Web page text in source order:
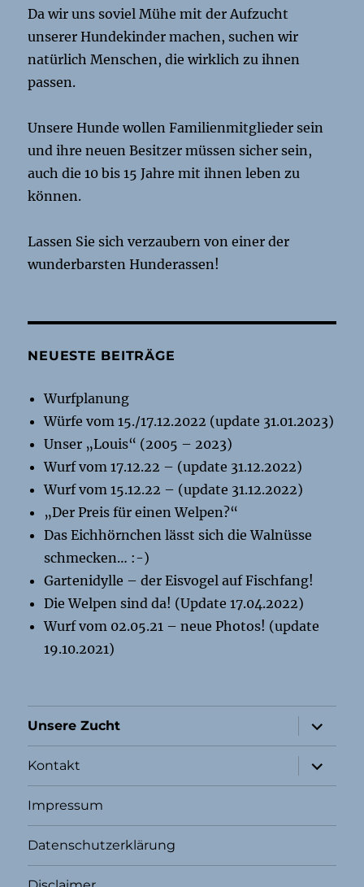
Da wir uns soviel Mühe mit der Aufzucht
unserer Hundekinder machen, suchen wir
natürlich Menschen, die wirklich zu ihnen
passen.
Unsere Hunde wollen Familienmitglieder sein
und ihre neuen Besitzer müssen sicher sein,
auch die 10 bis 15 Jahre mit ihnen leben zu
können.
Lassen Sie sich verzaubern von einer der
wunderbarsten Hunderassen!
NEUESTE BEITRÄGE
Wurfplanung
Würfe vom 15./17.12.2022 (update 31.01.2023)
Unser „Louis“ (2005 – 2023)
Wurf vom 17.12.22 – (update 31.12.2022)
Wurf vom 15.12.22 – (update 31.12.2022)
„Der Preis für einen Welpen?“
Das Eichhörnchen lässt sich die Walnüsse
schmecken… :-)
Gartenidylle – der Eisvogel auf Fischfang!
Die Welpen sind da! (Update 17.04.2022)
Wurf vom 02.05.21 – neue Photos! (update
19.10.2021)
Unsere Zucht
öffnen
Kontakt
öffnen
Impressum
Datenschutzerklärung